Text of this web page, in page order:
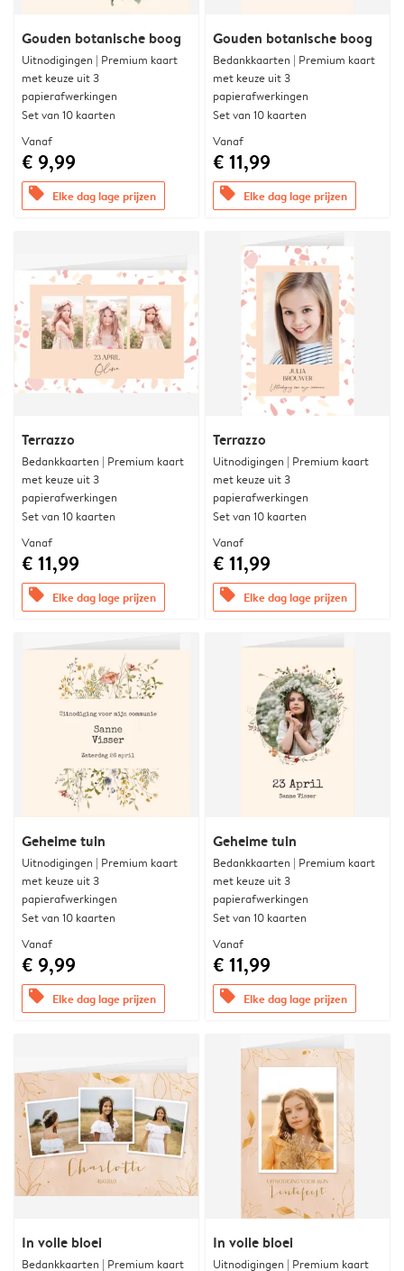
Gouden botanische boog
Uitnodigingen | Premium kaart
met keuze uit 3
papierafwerkingen
Set van 10 kaarten
Vanaf
€ 9,99
offers Elke dag lage prijzen
Gouden botanische boog
Bedankkaarten | Premium kaart
met keuze uit 3
papierafwerkingen
Set van 10 kaarten
Vanaf
€ 11,99
offers Elke dag lage prijzen
Terrazzo
Bedankkaarten | Premium kaart
met keuze uit 3
papierafwerkingen
Set van 10 kaarten
Vanaf
€ 11,99
offers Elke dag lage prijzen
Terrazzo
Uitnodigingen | Premium kaart
met keuze uit 3
papierafwerkingen
Set van 10 kaarten
Vanaf
€ 11,99
offers Elke dag lage prijzen
Geheime tuin
Uitnodigingen | Premium kaart
met keuze uit 3
papierafwerkingen
Set van 10 kaarten
Vanaf
€ 9,99
offers Elke dag lage prijzen
Geheime tuin
Bedankkaarten | Premium kaart
met keuze uit 3
papierafwerkingen
Set van 10 kaarten
Vanaf
€ 11,99
offers Elke dag lage prijzen
In volle bloei
Bedankkaarten | Premium kaart
In volle bloei
Uitnodigingen | Premium kaart